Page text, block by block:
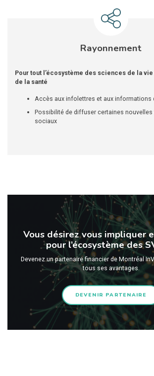
Rayonnement
Pour tout l’écosystème des sciences de la
de la santé
Accès aux infolettres et aux informations
Possibilité de diffuser certaines nouvelles
sociaux
Vous désirez vous impliquer
pour l’écosystème des
Devenez un partenaire financier de Montréal
tous ses avantages.
DEVENIR PARTENAIRE